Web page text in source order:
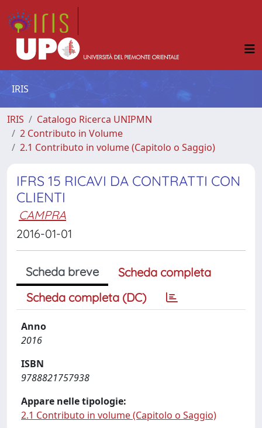
IRIS
IRIS
Catalogo Ricerca UNIPMN
2 Contributo in Volume
2.1 Contributo in volume (Capitolo o Saggio)
IFRS 15 RICAVI DA CONTRATTI CON
CLIENTI
CAMPRA
2016-01-01
Scheda breve
Scheda completa
Scheda completa (DC)
Anno
2016
ISBN
9788821757938
Appare nelle tipologie:
2.1 Contributo in volume (Capitolo o Saggio)